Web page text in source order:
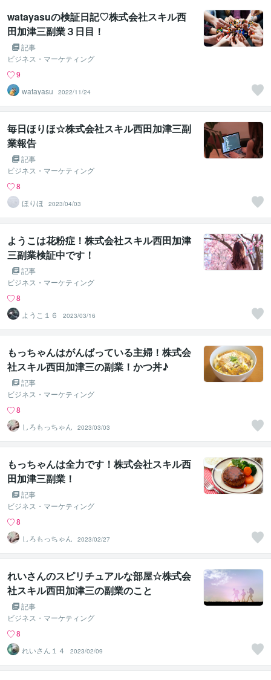
watayasuの検証日記♡株式会社スキル西
田加津三副業３日目！
記事
ビジネス・マーケティング
9
watayasu
2022/11/24
毎日ほりほ☆株式会社スキル西田加津三副
業報告
記事
ビジネス・マーケティング
8
ほりほ
2023/04/03
ようこは花粉症！株式会社スキル西田加津
三副業検証中です！
記事
ビジネス・マーケティング
8
ようこ１６
2023/03/16
もっちゃんはがんばっている主婦！株式会
社スキル西田加津三の副業！かつ丼♪
記事
ビジネス・マーケティング
8
しろもっちゃん
2023/03/03
もっちゃんは全力です！株式会社スキル西
田加津三副業！
記事
ビジネス・マーケティング
8
しろもっちゃん
2023/02/27
れいさんのスピリチュアルな部屋☆株式会
社スキル西田加津三の副業のこと
記事
ビジネス・マーケティング
8
れいさん１４
2023/02/09